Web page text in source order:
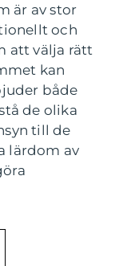
är av stor
och
att välja rätt
kan
både
de olika
till de
lärdom av